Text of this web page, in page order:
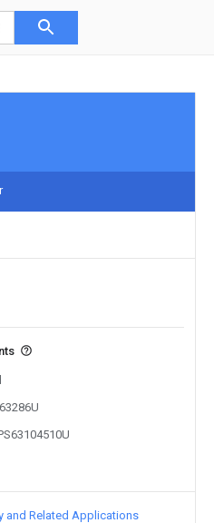
and Related Applications